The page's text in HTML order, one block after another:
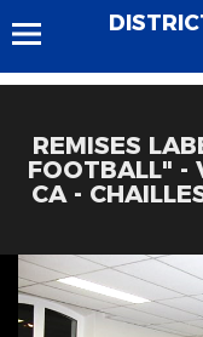
REMISES
FOOTBALL" -
CA -